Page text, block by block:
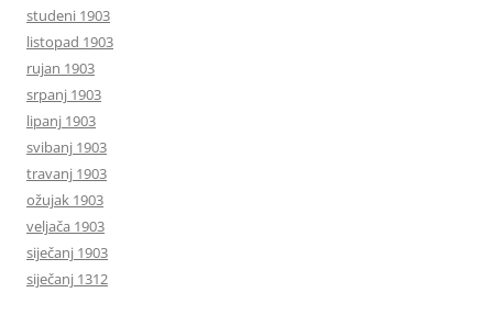
studeni 1903
listopad 1903
rujan 1903
srpanj 1903
lipanj 1903
svibanj 1903
travanj 1903
ožujak 1903
veljača 1903
siječanj 1903
siječanj 1312